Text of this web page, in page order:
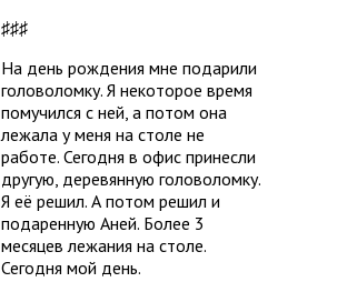
♯♯♯
На день рождения мне подарили
головоломку. Я некоторое время
помучился с ней, а потом она
лежала у меня на столе не
работе. Сегодня в офис принесли
другую, деревянную головоломку.
Я её решил. А потом решил и
подаренную Аней. Более 3
месяцев лежания на столе.
Сегодня мой день.